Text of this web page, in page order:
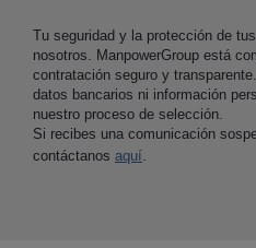
Tu seguridad y la protección de
nosotros. ManpowerGroup está
contratación seguro y
datos bancarios ni información
nuestro proceso de selección.
Si recibes una comunicación
contáctanos aquí